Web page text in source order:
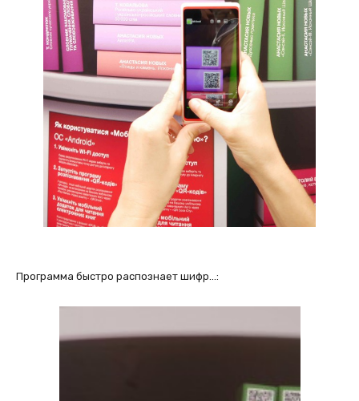
Программа быстро распознает шифр…: